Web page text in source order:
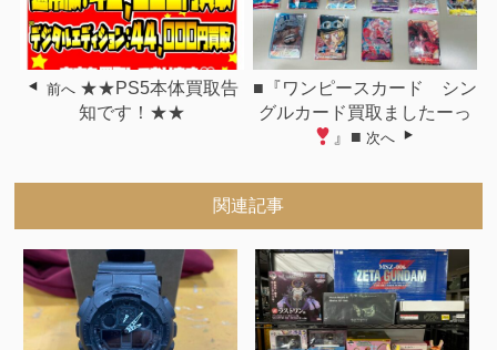
前へ ★★PS5本体買取告
知です！★★
■『ワンピースカード シン
グルカード買取ましたーっ
』■ 次へ
関連記事